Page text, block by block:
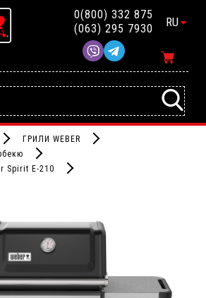
0(800) 332 875
(063) 295 7930
RU
ГРИЛИ WEBER
Spirit E-210